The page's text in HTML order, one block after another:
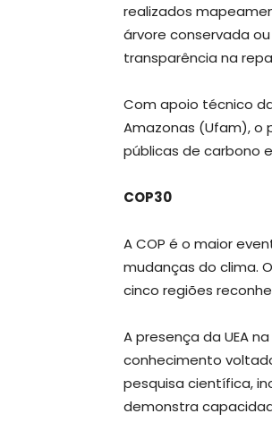
realizados
árvore conservada
transparência na
Com apoio técnico
Amazonas (Ufam), o
públicas de carbono
COP30
A COP é o maior
mudanças do clima.
cinco regiões
A presença da UEA
conhecimento
pesquisa científica,
demonstra